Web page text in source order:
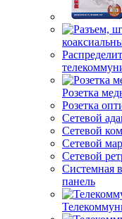
Розетка
Розетка
Сетевой
Сетевой
Сетевой
Сетевой
Системная
панель